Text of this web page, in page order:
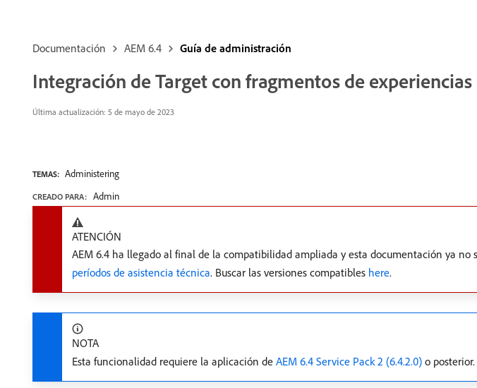
Documentación AEM 6.4 Guía de administración
Integración de Target con fragmentos de experiencias
Última actualización: 5 de mayo de 2023
TEMAS: Administering
CREADO PARA: Admin
ATENCIÓN
AEM 6.4 ha llegado al final de la compatibilidad ampliada y esta documentación ya
períodos de asistencia técnica. Buscar las versiones compatibles here.
NOTA
Esta funcionalidad requiere la aplicación de AEM 6.4 Service Pack 2 (6.4.2.0) o posterior.